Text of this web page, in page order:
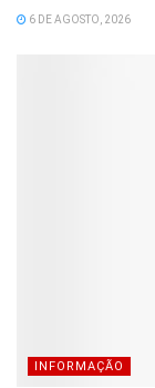
6 DE AGOSTO, 2026
INFORMAÇÃO